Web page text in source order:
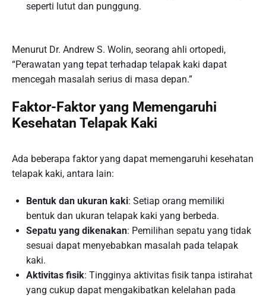
seperti lutut dan punggung.
Menurut Dr. Andrew S. Wolin, seorang ahli ortopedi,
“Perawatan yang tepat terhadap telapak kaki dapat
mencegah masalah serius di masa depan.”
Faktor-Faktor yang Memengaruhi
Kesehatan Telapak Kaki
Ada beberapa faktor yang dapat memengaruhi kesehatan
telapak kaki, antara lain:
Bentuk dan ukuran kaki: Setiap orang memiliki
bentuk dan ukuran telapak kaki yang berbeda.
Sepatu yang dikenakan: Pemilihan sepatu yang tidak
sesuai dapat menyebabkan masalah pada telapak
kaki.
Aktivitas fisik: Tingginya aktivitas fisik tanpa istirahat
yang cukup dapat mengakibatkan kelelahan pada